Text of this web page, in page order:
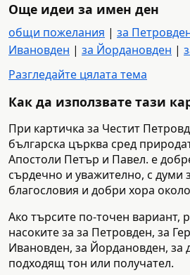
Още идеи за имен ден
общи пожелания | за
Ивановден | за Йордановден |
Разгледайте цялата тема
Как да използвате тази
При картичка за Честит
българска църква сред
Апостоли Петър и Павел. е
сърдечно и уважително, с думи
благословия и добри хора
Ако търсите по-точен вариант,
насоките за за Петровден, за
Ивановден, за Йордановден, за
подходящ тон или получател.